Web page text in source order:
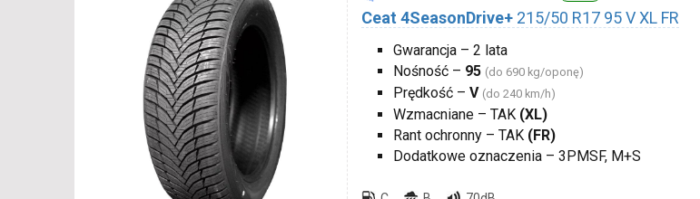
Ceat 4SeasonDrive+ 215/50 R17 95 V XL FR
Gwarancja – 2 lata
Nośność – 95 (do 690 kg/oponę)
Prędkość – V (do 240 km/h)
Wzmacniane – TAK (XL)
Rant ochronny – TAK (FR)
Dodatkowe oznaczenia – 3PMSF, M+S